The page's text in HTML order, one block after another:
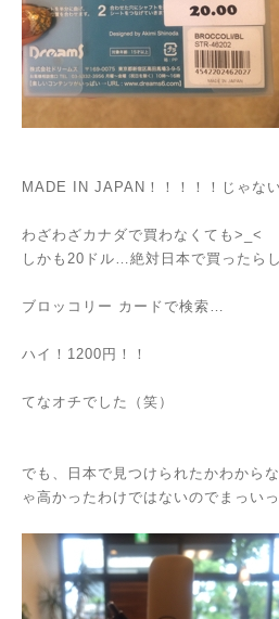
MADE IN JAPAN！！！！！じゃない
わざわざカナダで買わなくても>_<
しかも20ドル…絶対日本で買ったらし
ブロッコリー カードで検索…
ハイ！1200円！！
てなオチでした（笑）
でも、日本で見つけられたかわから
ゃ高かったわけではないのでまっい